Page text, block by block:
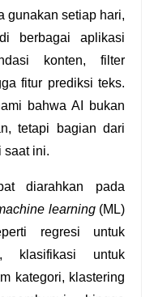
gunakan setiap hari,
berbagai aplikasi
konten, filter
fitur prediksi teks.
bahwa AI bukan
tetapi bagian dari
saat ini.
diarahkan pada
learning (ML)
regresi untuk
klasifikasi untuk
kategori, klastering